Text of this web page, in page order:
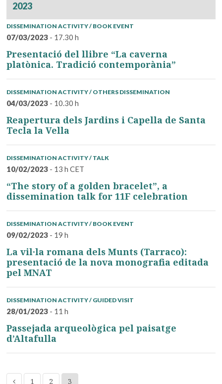
2023
DISSEMINATION ACTIVITY / BOOK EVENT
07/03/2023 - 17.30 h
Presentació del llibre “La caverna
platònica. Tradició contemporània”
DISSEMINATION ACTIVITY / OTHERS DISSEMINATION
04/03/2023 - 10.30 h
Reapertura dels Jardins i Capella de Santa
Tecla la Vella
DISSEMINATION ACTIVITY / TALK
10/02/2023 - 13 h CET
“The story of a golden bracelet”, a
dissemination talk for 11F celebration
DISSEMINATION ACTIVITY / BOOK EVENT
09/02/2023 - 19 h
La vil·la romana dels Munts (Tarraco):
presentació de la nova monografia editada
pel MNAT
DISSEMINATION ACTIVITY / GUIDED VISIT
28/01/2023 - 11 h
Passejada arqueològica pel paisatge
d’Altafulla
1 2 3